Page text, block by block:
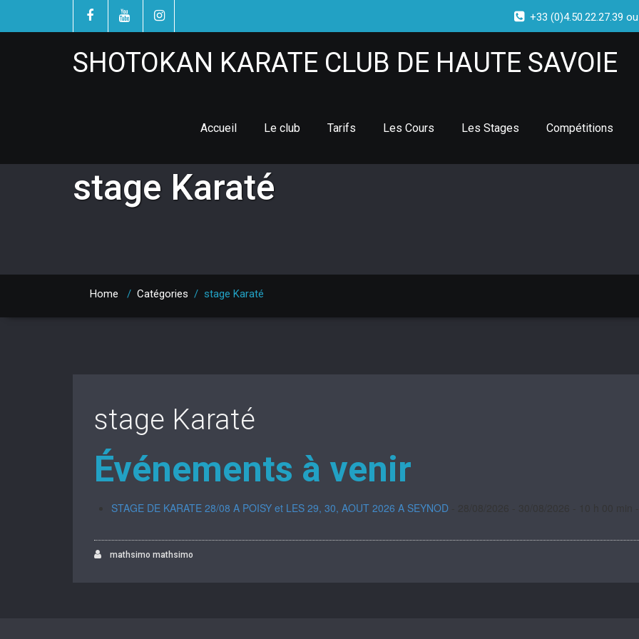
+33 (0)4.50.22.27.39
SHOTOKAN KARATE CLUB DE HAUTE SAVOIE
Accueil Le club Tarifs Les Cours Les Stages Compétitions
stage Karaté
Home / Catégories / stage Karaté
stage Karaté
Événements à venir
STAGE DE KARATE 28/08 A POISY et LES 29, 30, AOUT 2026 A SEYNOD
mathsimo mathsimo